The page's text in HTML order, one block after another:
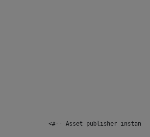
<#-- Asset publisher